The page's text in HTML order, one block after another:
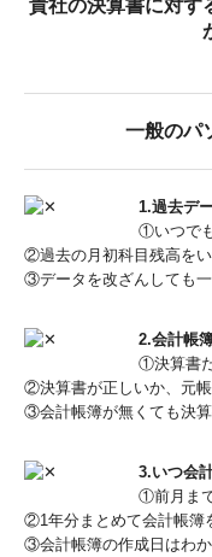
貴社の決算書に対す
一般のパ
1.過去デ
①いつで
②過去の月初科目残高をい
③データを改ざんしても一
2.会計帳
①決算書
②決算書が正しいか、元帳
③会計帳簿が無くても決算
3.いつ会
①前月ま
②1年分まとめて会計帳簿
③会計帳簿の作成日はわか